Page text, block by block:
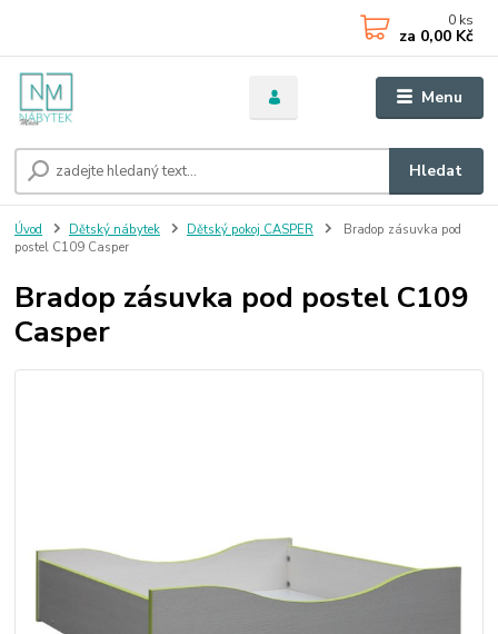
Menu
Hledat
0 ks
za 0,00 Kč
Úvod Dětský nábytek Dětský pokoj CASPER
Bradop zásuvka pod
postel C109 Casper
Bradop zásuvka pod postel C109
Casper